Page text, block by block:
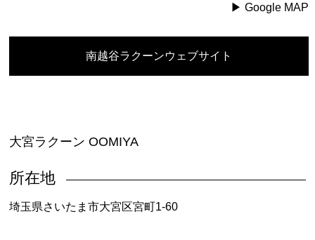
▶︎ Google MAP
南越谷ラクーンウェブサイト
大宮ラクーン OOMIYA
所在地
埼玉県さいたま市大宮区宮町1-60